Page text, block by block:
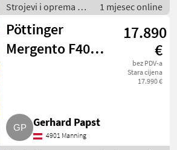
Strojevi i oprema za
travu i baliranje /
Brdski strojevi
1 mjesec online
Pöttinger
Mergento F4010
17.890
€
bez PDV-a
Stara cijena
17.990 €
Gerhard Papst
4901 Manning